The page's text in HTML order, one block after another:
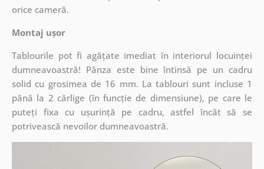
orice cameră.
Montaj ușor
Tablourile pot fi agățate imediat în interiorul locuinței
dumneavoastră! Pânza este bine întinsă pe un cadru
solid cu grosimea de 16 mm. La tablouri sunt incluse 1
până la 2 cârlige (în funcție de dimensiune), pe care le
puteți fixa cu ușurință pe cadru, astfel încât să se
potrivească nevoilor dumneavoastră.